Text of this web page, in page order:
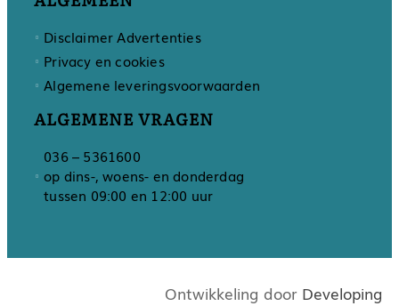
Disclaimer Advertenties
Privacy en cookies
Algemene leveringsvoorwaarden
ALGEMENE VRAGEN
036 – 5361600
op dins-, woens- en donderdag
tussen 09:00 en 12:00 uur
Ontwikkeling door Developing